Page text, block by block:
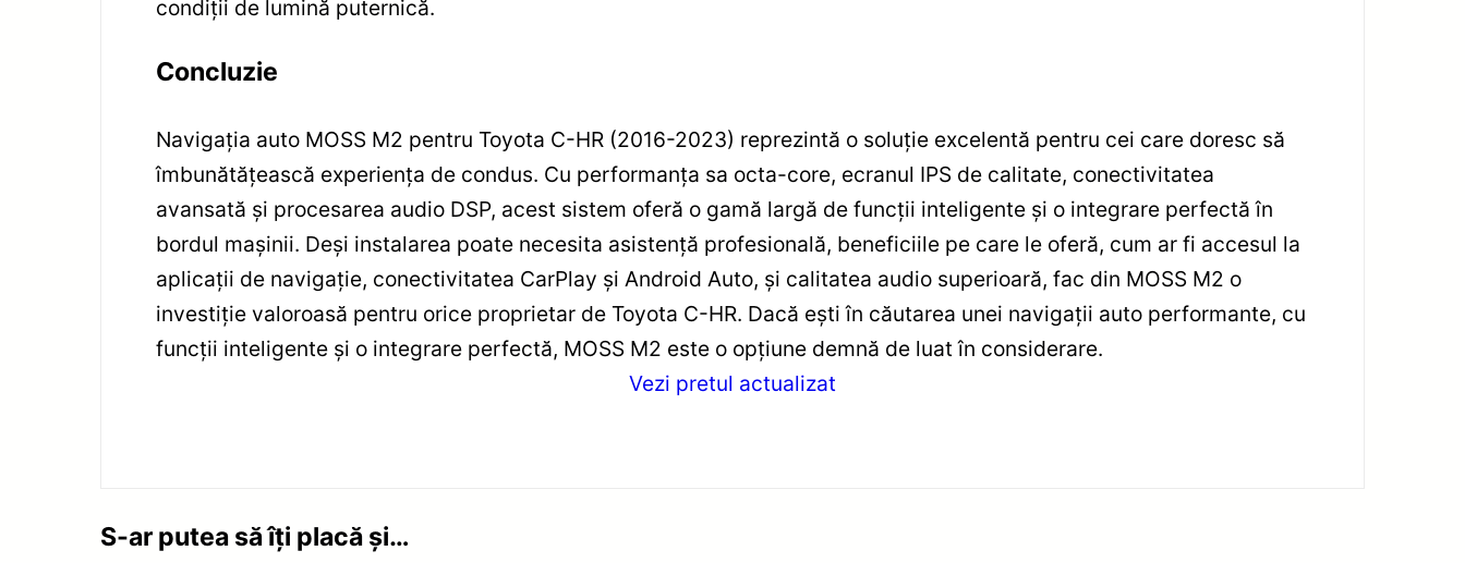
condiții de lumină puternică.
Concluzie
Navigația auto MOSS M2 pentru Toyota C-HR (2016-2023) reprezintă o soluție excelentă pentru cei care doresc să
îmbunătățească experiența de condus. Cu performanța sa octa-core, ecranul IPS de calitate, conectivitatea
avansată și procesarea audio DSP, acest sistem oferă o gamă largă de funcții inteligente și o integrare perfectă în
bordul mașinii. Deși instalarea poate necesita asistență profesională, beneficiile pe care le oferă, cum ar fi accesul la
aplicații de navigație, conectivitatea CarPlay și Android Auto, și calitatea audio superioară, fac din MOSS M2 o
investiție valoroasă pentru orice proprietar de Toyota C-HR. Dacă ești în căutarea unei navigații auto performante, cu
funcții inteligente și o integrare perfectă, MOSS M2 este o opțiune demnă de luat în considerare.
Vezi pretul actualizat
S-ar putea să îți placă și…